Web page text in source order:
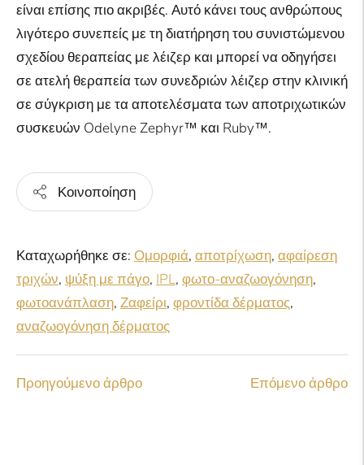
είναι επίσης πιο ακριβές. Αυτό κάνει τους ανθρώπους
λιγότερο συνεπείς με τη διατήρηση του συνιστώμενου
σχεδίου θεραπείας με λέιζερ και μπορεί να οδηγήσει
σε ατελή θεραπεία των συνεδριών λέιζερ στην κλινική
σε σύγκριση με τα αποτελέσματα των αποτριχωτικών
συσκευών Odelyne Zephyr™ και Ruby™.
Κοινοποίηση
Καταχωρήθηκε σε: Ομορφιά, αποτρίχωση, αφαίρεση
τριχών, ψύξη με πάγο, IPL, φωτο-αναζωογόνηση,
φωτοανάπλαση, Ζαφείρι, φροντίδα δέρματος,
αναζωογόνηση δέρματος
Προηγούμενο άρθρο Επόμενο άρθρο